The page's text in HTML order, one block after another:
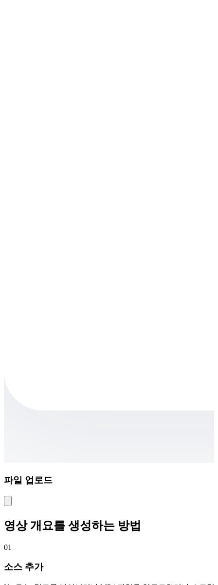
파일 업로드
영상 개요를 생성하는 방법
01
소스 추가